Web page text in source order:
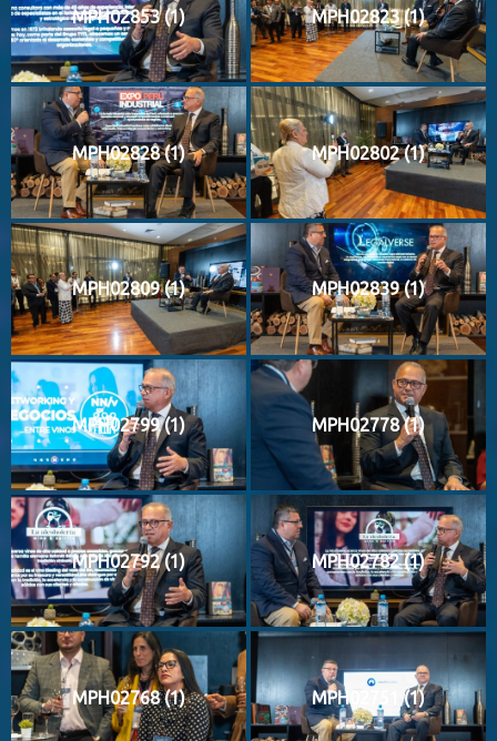
MPH02853 (1) MPH02823 (1)
MPH02828 (1) MPH02802 (1)
MPH02809 (1) MPH02839 (1)
MPH02799 (1) MPH02778 (1)
MPH02792 (1) MPH02782 (1)
MPH02768 (1) MPH02751 (1)